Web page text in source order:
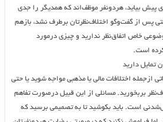
پیش بیاید، هردونفر موظف‌اند که همدیگر را جدی
پس از گفت‌وگو اختلاف‌نظرتان برطرف نشد، بازهم
خاص اتفاق‌نظر ندارید و چیزی درمورد
است.
ازجمله اختلافات مالی یا مذهبی مواجه شوید یا حتی
بربخورید. مسائلی از این‌ قبیل درصورت تفاهم
است. باید بکوشید تا به تصمیمی برسید که